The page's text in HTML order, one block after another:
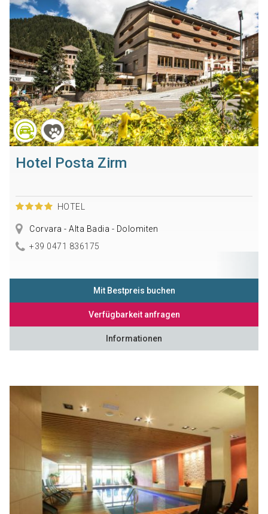
Hotel Posta Zirm
HOTEL
Corvara - Alta Badia - Dolomiten
+39 0471 836175
Mit Bestpreis buchen
Verfügbarkeit anfragen
Informationen